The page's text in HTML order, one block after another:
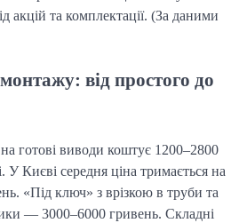
акцій та комплектації. (За даними
монтажу: від простого до
готові виводи коштує 1200–2800
У Києві середня ціна тримається на
«Під ключ» з врізкою в труби та
— 3000–6000 гривень. Складні